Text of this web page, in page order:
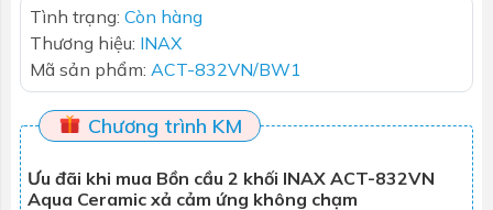
Tình trạng: Còn hàng
Thương hiệu: INAX
Mã sản phẩm: ACT-832VN/BW1
Chương trình KM
Ưu đãi khi mua Bồn cầu 2 khối INAX ACT-832VN
Aqua Ceramic xả cảm ứng không chạm